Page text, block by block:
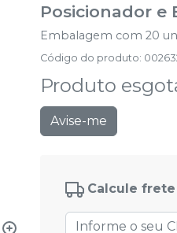
Posicionador e
Embalagem com 20
Código do produto:
Produto
Avise-me
Calcule